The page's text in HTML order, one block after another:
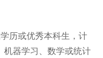
历或优秀本科生，计
器学习、数学或统计